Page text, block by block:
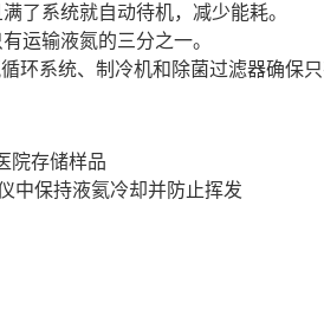
了系统就自动待机，减少能耗。
运输液氮的三分之一。
环系统、制冷机和除菌过滤器确保
院存储样品
中保持液氦冷却并防止挥发